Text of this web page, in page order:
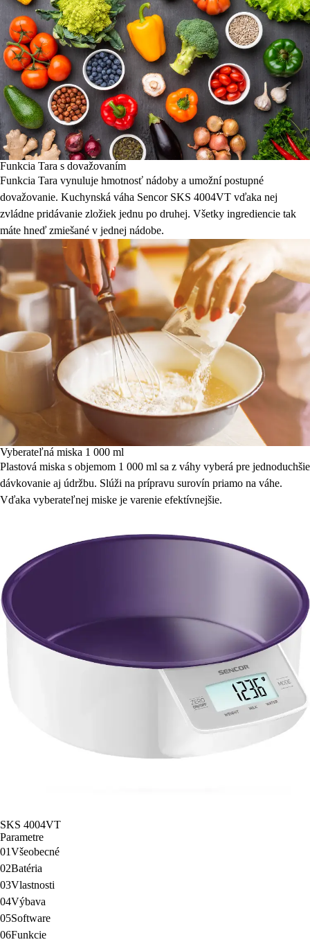
Funkcia Tara s dovažovaním
Funkcia Tara vynuluje hmotnosť nádoby a umožní postupné
dovažovanie. Kuchynská váha Sencor SKS 4004VT vďaka nej
zvládne pridávanie zložiek jednu po druhej. Všetky ingrediencie tak
máte hneď zmiešané v jednej nádobe.
Vyberateľná miska 1 000 ml
Plastová miska s objemom 1 000 ml sa z váhy vyberá pre jednoduchšie
dávkovanie aj údržbu. Slúži na prípravu surovín priamo na váhe.
Vďaka vyberateľnej miske je varenie efektívnejšie.
SKS 4004VT
Parametre
01Všeobecné
02Batéria
03Vlastnosti
04Výbava
05Software
06Funkcie